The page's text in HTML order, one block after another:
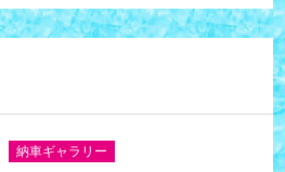
納車ギャラリー